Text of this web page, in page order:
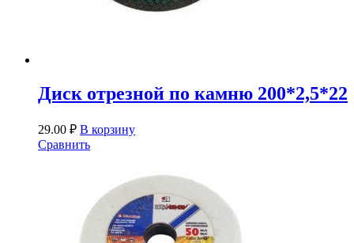
Диск отрезной по камню 200*2,5*22
29.00 ₽ В корзину
Сравнить